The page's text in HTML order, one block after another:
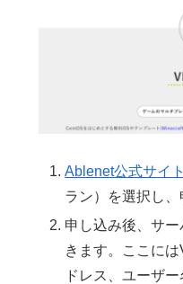
Ablenet公式サイ
ラン）を選択し、
申し込み後、サ
きます。ここに
ドレス、ユーザ